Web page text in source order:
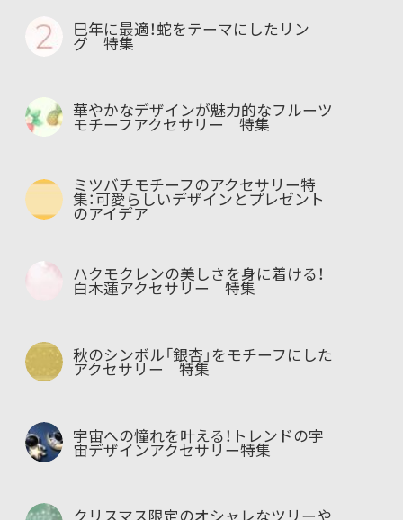
巳年に最適！蛇をテーマにしたリン
グ 特集
華やかなデザインが魅力的なフルーツ
モチーフアクセサリー 特集
ミツバチモチーフのアクセサリー特
集：可愛らしいデザインとプレゼント
のアイデア
ハクモクレンの美しさを身に着ける！
白木蓮アクセサリー 特集
秋のシンボル「銀杏」をモチーフにした
アクセサリー 特集
宇宙への憧れを叶える！トレンドの宇
宙デザインアクセサリー特集